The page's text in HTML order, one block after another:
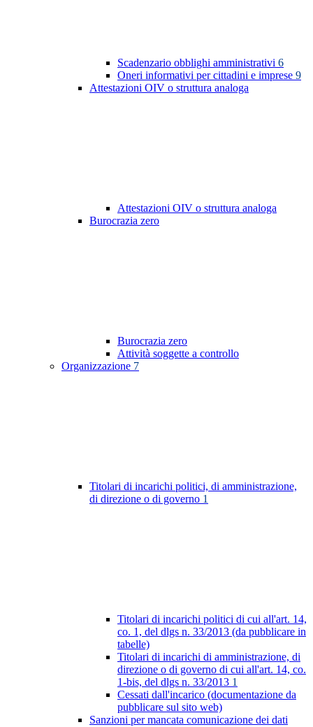
Scadenzario obblighi amministrativi 6
Oneri informativi per cittadini e imprese 9
Attestazioni OIV o struttura analoga
Attestazioni OIV o struttura analoga
Burocrazia zero
Burocrazia zero
Attività soggette a controllo
Organizzazione 7
Titolari di incarichi politici, di amministrazione,
di direzione o di governo 1
Titolari di incarichi politici di cui all'art. 14,
co. 1, del dlgs n. 33/2013 (da pubblicare in
tabelle)
Titolari di incarichi di amministrazione, di
direzione o di governo di cui all'art. 14, co.
1-bis, del dlgs n. 33/2013 1
Cessati dall'incarico (documentazione da
pubblicare sul sito web)
Sanzioni per mancata comunicazione dei dati